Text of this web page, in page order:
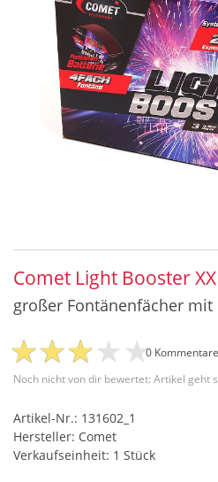
Comet Light Booster
großer Fontänenfächer
Noch nicht von dir bewertet: Artikel geht
0 Kommentare
Artikel-Nr.: 131602_1
Hersteller: Comet
Verkaufseinheit: 1 Stück